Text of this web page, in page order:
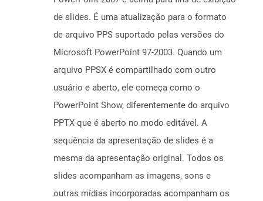
de slides. É uma atualização para o formato
de arquivo PPS suportado pelas versões do
Microsoft PowerPoint 97-2003. Quando um
arquivo PPSX é compartilhado com outro
usuário e aberto, ele começa como o
PowerPoint Show, diferentemente do arquivo
PPTX que é aberto no modo editável. A
sequência da apresentação de slides é a
mesma da apresentação original. Todos os
slides acompanham as imagens, sons e
outras mídias incorporadas acompanham os